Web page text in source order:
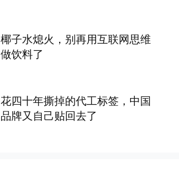
椰子水熄火，别再用互联网思维
做饮料了
花四十年撕掉的代工标签，中国
品牌又自己贴回去了